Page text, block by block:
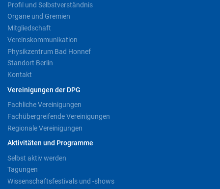
Profil und Selbstverständnis
Organe und Gremien
Mitgliedschaft
Vereinskommunikation
Physikzentrum Bad Honnef
Standort Berlin
Kontakt
Vereinigungen der DPG
Fachliche Vereinigungen
Fachübergreifende Vereinigungen
Regionale Vereinigungen
Aktivitäten und Programme
Selbst aktiv werden
Tagungen
Wissenschaftsfestivals und -shows